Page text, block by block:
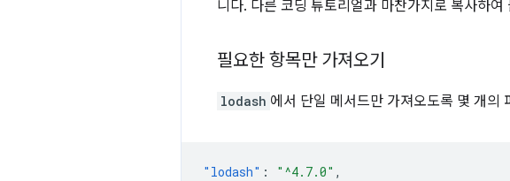
니다. 다른 코딩 튜토리얼과 마찬가지로 복사하
필요한 항목만 가져오기
lodash 에서 단일 메서드만 가져오도록 몇 개의
"lodash" : "^4.7.0" ,